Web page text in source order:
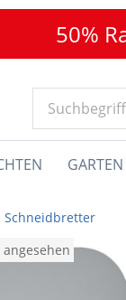
50%
GARTEN
Schneidbretter